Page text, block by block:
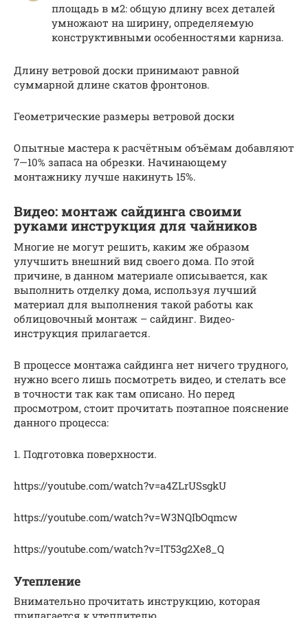
площадь в м2: общую длину всех деталей
умножают на ширину, определяемую
конструктивными особенностями карниза.
Длину ветровой доски принимают равной
суммарной длине скатов фронтонов.
Геометрические размеры ветровой доски
Опытные мастера к расчётным объёмам добавляют
7—10% запаса на обрезки. Начинающему
монтажнику лучше накинуть 15%.
Видео: монтаж сайдинга своими
руками инструкция для чайников
Многие не могут решить, каким же образом
улучшить внешний вид своего дома. По этой
причине, в данном материале описывается, как
выполнить отделку дома, используя лучший
материал для выполнения такой работы как
облицовочный монтаж – сайдинг. Видео-
инструкция прилагается.
В процессе монтажа сайдинга нет ничего трудного,
нужно всего лишь посмотреть видео, и стелать все
в точности так как там описано. Но перед
просмотром, стоит прочитать поэтапное пояснение
данного процесса:
1. Подготовка поверхности.
https://youtube.com/watch?v=a4ZLrUSsgkU
https://youtube.com/watch?v=W3NQIbOqmcw
https://youtube.com/watch?v=IT53g2Xe8_Q
Утепление
Внимательно прочитать инструкцию, которая
прилагается к утеплителю.